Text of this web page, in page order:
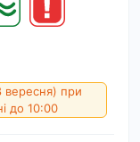
вересня) при
до 10:00